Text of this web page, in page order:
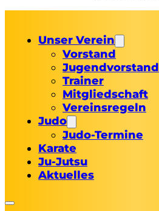
Unser Verein
Vorstand
Jugendvorstand
Trainer
Mitgliedschaft
Vereinsregeln
Judo
Judo-Termine
Karate
Ju-Jutsu
Aktuelles